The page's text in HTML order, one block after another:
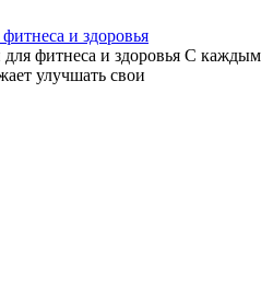
и здоровья
фитнеса и здоровья С каждым
улучшать свои